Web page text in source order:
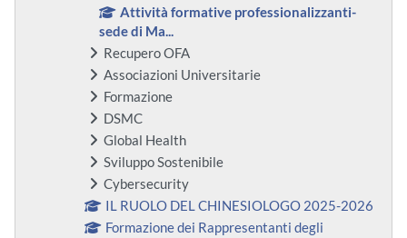
Attività formative professionalizzanti-
sede di Ma...
Recupero OFA
Associazioni Universitarie
Formazione
DSMC
Global Health
Sviluppo Sostenibile
Cybersecurity
IL RUOLO DEL CHINESIOLOGO 2025-2026
Formazione dei Rappresentanti degli